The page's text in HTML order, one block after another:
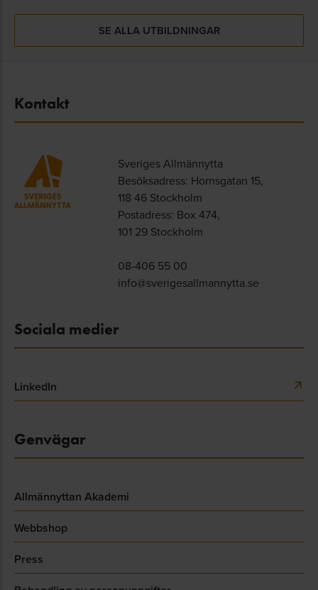
SE ALLA UTBILDNINGAR
Kontakt
Sveriges Allmännytta
Besöksadress: Hornsgatan 15,
118 46 Stockholm
Postadress: Box 474,
101 29 Stockholm
08-406 55 00
info@sverigesallmannytta.se
Sociala medier
LinkedIn
Genvägar
Allmännyttan Akademi
Webbshop
Press